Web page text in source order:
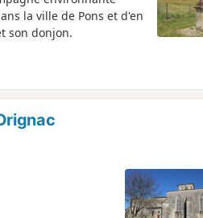
la ville de Pons et d'en
son donjon.